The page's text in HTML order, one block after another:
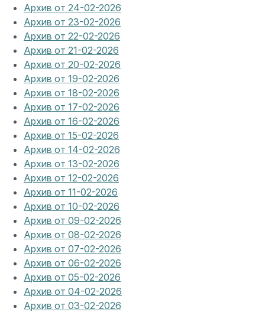
Архив от 24-02-2026
Архив от 23-02-2026
Архив от 22-02-2026
Архив от 21-02-2026
Архив от 20-02-2026
Архив от 19-02-2026
Архив от 18-02-2026
Архив от 17-02-2026
Архив от 16-02-2026
Архив от 15-02-2026
Архив от 14-02-2026
Архив от 13-02-2026
Архив от 12-02-2026
Архив от 11-02-2026
Архив от 10-02-2026
Архив от 09-02-2026
Архив от 08-02-2026
Архив от 07-02-2026
Архив от 06-02-2026
Архив от 05-02-2026
Архив от 04-02-2026
Архив от 03-02-2026